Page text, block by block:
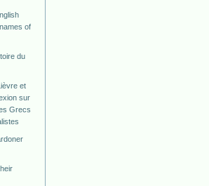
of
du
et
sur
Grecs